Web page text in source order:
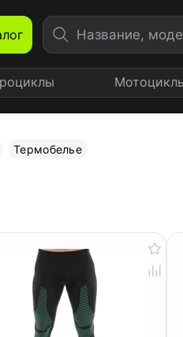
Термобелье